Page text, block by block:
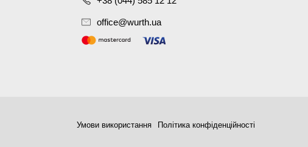
office@wurth.ua
Умови використання Політика конфіденційності